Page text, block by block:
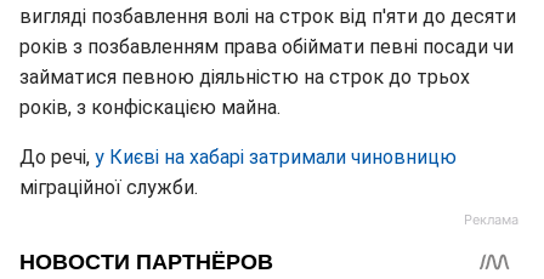
вигляді позбавлення волі на строк від п'яти до десяти
років з позбавленням права обіймати певні посади чи
займатися певною діяльністю на строк до трьох
років, з конфіскацією майна.
До речі, у Києві на хабарі затримали чиновницю
міграційної служби.